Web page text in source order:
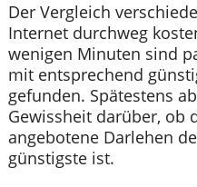
Der Vergleich
Internet durchweg
wenigen Minuten sind
mit entsprechend
gefunden. Spätestens
Gewissheit darüber, ob
angebotene Darlehen
günstigste ist.